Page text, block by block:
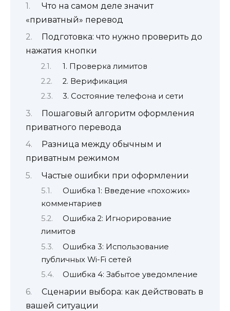
Что на самом деле значит
«приватный» перевод
Подготовка: что нужно проверить до
нажатия кнопки
1. Проверка лимитов
2. Верификация
3. Состояние телефона и сети
Пошаговый алгоритм оформления
приватного перевода
Разница между обычным и
приватным режимом
Частые ошибки при оформлении
Ошибка 1: Введение «похожих»
комментариев
Ошибка 2: Игнорирование
лимитов
Ошибка 3: Использование
публичных Wi-Fi сетей
Ошибка 4: Забытое уведомление
Сценарии выбора: как действовать в
вашей ситуации